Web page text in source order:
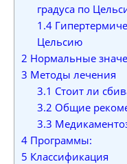
градуса по
1.4
Цельсию
2 Нормальные
3 Методы лечения
3.1 Стоит ли
3.2 Общие
3.3
4 Программы:
5 Классификация